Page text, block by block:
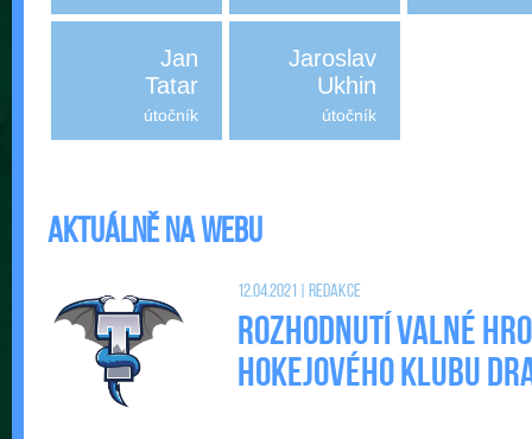
Jan
Tatar
útočník
Jaroslav
Ukhin
útočník
Aktuálně na webu
12.04.2021 | Redakce
Rozhodnutí valné
Hokejového klubu